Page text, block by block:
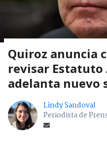
Quiroz anuncia
revisar
adelanta nuevo
Lindy Sandoval
Periodista de